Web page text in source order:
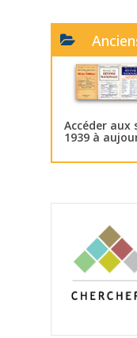
Accéder aux
1939 à